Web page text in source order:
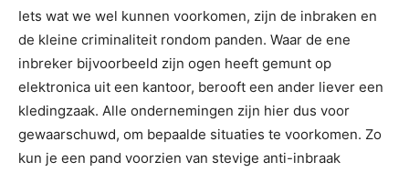
Iets wat we wel kunnen voorkomen, zijn de inbraken en
de kleine criminaliteit rondom panden. Waar de ene
inbreker bijvoorbeeld zijn ogen heeft gemunt op
elektronica uit een kantoor, berooft een ander liever een
kledingzaak. Alle ondernemingen zijn hier dus voor
gewaarschuwd, om bepaalde situaties te voorkomen. Zo
kun je een pand voorzien van stevige anti-inbraak